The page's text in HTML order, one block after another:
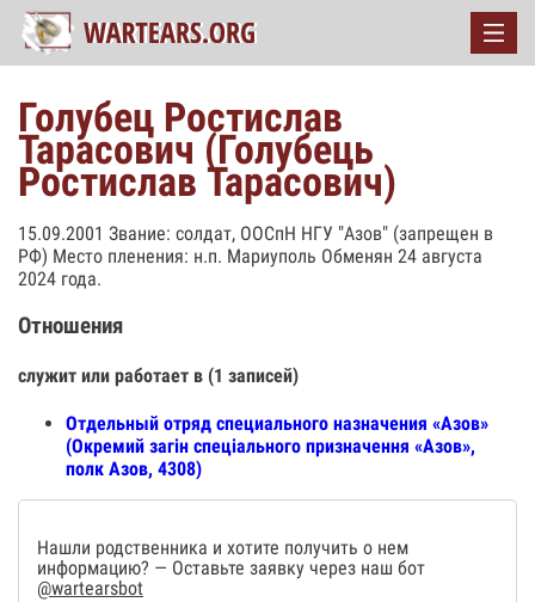
Голубец Ростислав
Тарасович (Голубець
Ростислав Тарасович)
15.09.2001 Звание: солдат, ООСпН НГУ "Азов" (запрещен в
РФ) Место пленения: н.п. Мариуполь Обменян 24 августа
2024 года.
Отношения
служит или работает в (1 записей)
Отдельный отряд специального назначения «Азов»
(Окремий загін спеціального призначення «Азов»,
полк Азов, 4308)
Нашли родственника и хотите получить о нем
информацию? — Оставьте заявку через наш бот
@wartearsbot